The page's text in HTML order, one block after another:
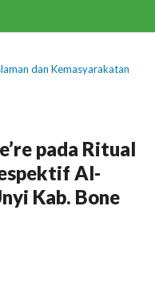
dan Kemasyarakatan
pada Ritual
Al-
Kab. Bone